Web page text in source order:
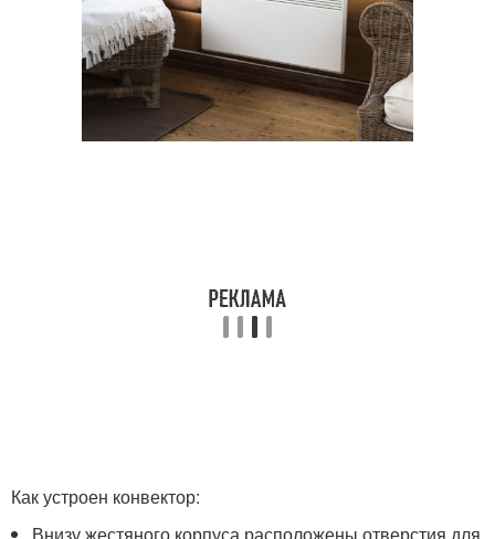
Как устроен конвектор:
Внизу жестяного корпуса расположены отверстия для